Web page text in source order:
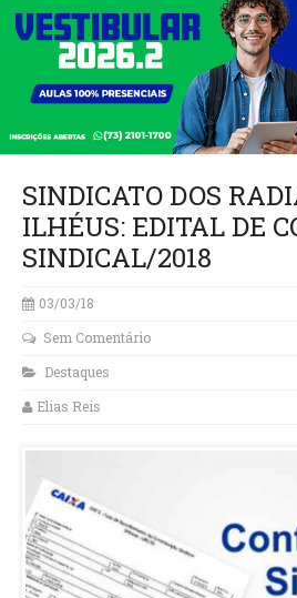
SINDICATO DOS
ILHÉUS: EDITAL DE
SINDICAL/2018
03/03/18
Sem Comentário
Destaques
Elias Reis